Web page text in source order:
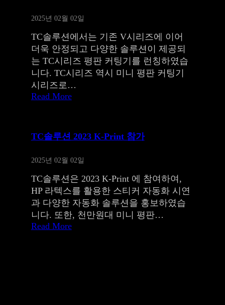
2025년 02월 02일
TC솔루션에서는 기존 V시리즈에 이어
더욱 안정되고 다양한 솔루션이 제공되
는 TC시리즈 평판 커팅기를 런칭하였습
니다. TC시리즈 역시 미니 평판 커팅기
시리즈로…
Read More
TC솔루션 2023 K-Print 참가
2025년 02월 02일
TC솔루션은 2023 K-Print 에 참여하여,
HP 라텍스를 활용한 스티커 자동화 시연
과 다양한 자동화 솔루션을 홍보하였습
니다. 또한, 천만원대 미니 평판…
Read More